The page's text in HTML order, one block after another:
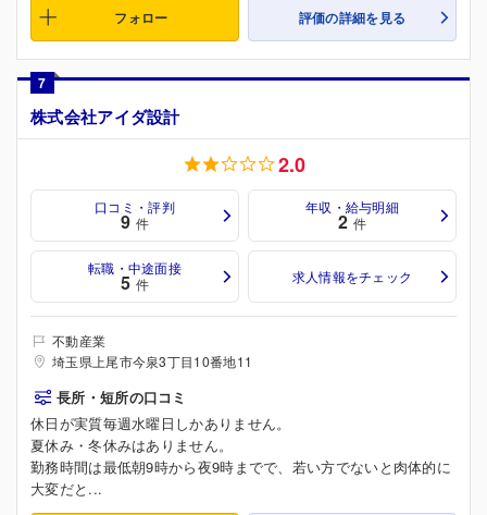
フォロー 評価の詳細を見る
7
株式会社アイダ設計
2.0
口コミ・評判
9 件
年収・給与明細
2 件
転職・中途面接
5 件 求人情報をチェック
不動産業
埼玉県上尾市今泉3丁目10番地11
長所・短所の口コミ
休日が実質毎週水曜日しかありません。
夏休み・冬休みはありません。
勤務時間は最低朝9時から夜9時までで、若い方でないと肉体的に
大変だと...